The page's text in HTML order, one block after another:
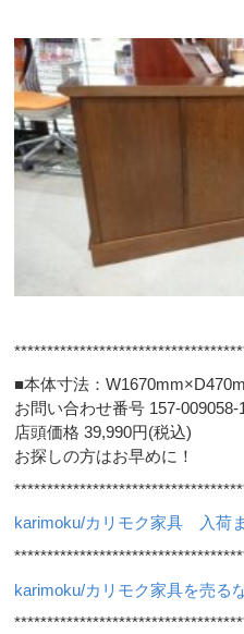
■本体寸法：
お問い合わせ番号 157-009058-
店頭価格 39,990円(税込)
お探しの方はお早めに！
karimoku/カリモク家具 入荷
karimoku/カリモク家具を売る